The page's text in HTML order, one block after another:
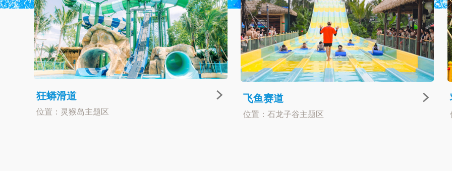
狂蟒滑道
位置：灵猴岛主题区
飞鱼赛道
位置：石龙子谷主题区